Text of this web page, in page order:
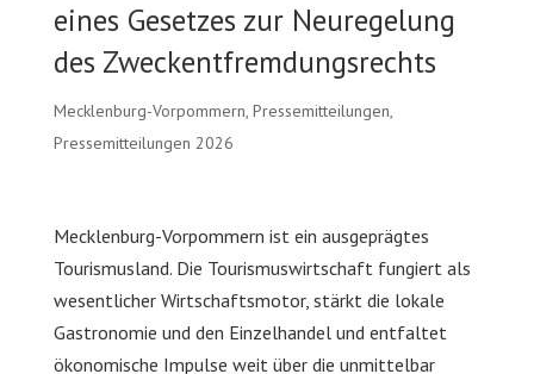
eines Gesetzes zur Neuregelung
des Zweckentfremdungsrechts
Mecklenburg-Vorpommern, Pressemitteilungen,
Pressemitteilungen 2026
Mecklenburg-Vorpommern ist ein ausgeprägtes
Tourismusland. Die Tourismuswirtschaft fungiert als
wesentlicher Wirtschaftsmotor, stärkt die lokale
Gastronomie und den Einzelhandel und entfaltet
ökonomische Impulse weit über die unmittelbar